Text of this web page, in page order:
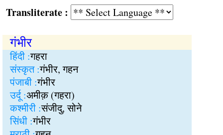
:
गंभीर
हिंदी :गहरा
संस्कृत :गंभीर, गहन
पंजाबी :गंभीर
उर्दू :अमीक़ (गहरा)
कश्मीरी :संजीदु, सोने
सिंधी :गंभीर